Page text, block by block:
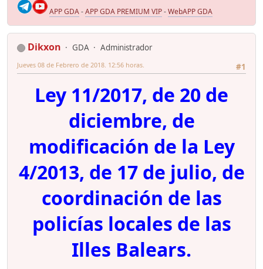
APP GDA-APP GDA PREMIUM VIP-WebAPP GDA
Dikxon GDA
Administrador
#1
Jueves 08 de Febrero de 2018. 12:56 horas.
Ley 11/2017, de 20 de
diciembre, de
modificación de la Ley
4/2013, de 17 de julio, de
coordinación de las
policías locales de las
Illes Balears.